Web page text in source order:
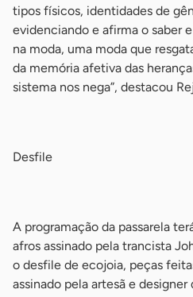
tipos físicos, identidades de
evidenciando e afirma o saber
na moda, uma moda que
da memória afetiva das
sistema nos nega”, destacou
Desfile
A programação da passarela
afros assinado pela trancista
o desfile de ecojoia, peças
assinado pela artesã e